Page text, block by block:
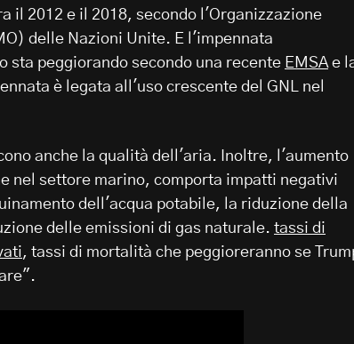
il 2012 e il 2018, secondo l'Organizzazione
delle Nazioni Unite. E l'impennata
sta peggiorando secondo una recente EMSAe
è legata all'uso crescente del GNL nel
anche la qualità dell'aria. Inoltre, l'aumento
nel settore marino, comporta impatti negativi
dell'acqua potabile, la riduzione della
delle emissioni di gas naturale. tassi di
, tassi di mortalità che peggioreranno se